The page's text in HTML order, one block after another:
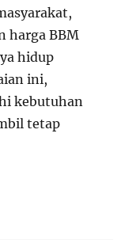
harga BBM
hidup
ini,
kebutuhan
tetap